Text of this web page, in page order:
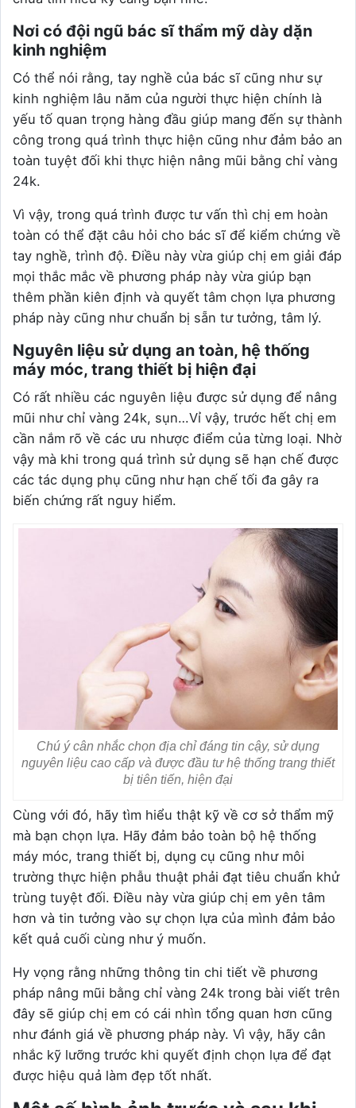
Nơi có đội ngũ bác sĩ thẩm mỹ dày dặn
kinh nghiệm
Có thể nói rằng, tay nghề của bác sĩ cũng như sự
kinh nghiệm lâu năm của người thực hiện chính là
yếu tố quan trọng hàng đầu giúp mang đến sự thành
công trong quá trình thực hiện cũng như đảm bảo an
toàn tuyệt đối khi thực hiện nâng mũi bằng chỉ vàng
24k.
Vì vậy, trong quá trình được tư vấn thì chị em hoàn
toàn có thể đặt câu hỏi cho bác sĩ để kiểm chứng về
tay nghề, trình độ. Điều này vừa giúp chị em giải đáp
mọi thắc mắc về phương pháp này vừa giúp bạn
thêm phần kiên định và quyết tâm chọn lựa phương
pháp này cũng như chuẩn bị sẵn tư tưởng, tâm lý.
Nguyên liệu sử dụng an toàn, hệ thống
máy móc, trang thiết bị hiện đại
Có rất nhiều các nguyên liệu được sử dụng để nâng
mũi như chỉ vàng 24k, sụn…Vỉ vậy, trước hết chị em
cần nắm rõ về các ưu nhược điểm của từng loại. Nhờ
vậy mà khi trong quá trình sử dụng sẽ hạn chế được
các tác dụng phụ cũng như hạn chế tối đa gây ra
biến chứng rất nguy hiểm.
Chú ý cân nhắc chọn địa chỉ đáng tin cậy, sử dụng
nguyên liệu cao cấp và được đầu tư hệ thống trang thiết
bị tiên tiến, hiện đại
Cùng với đó, hãy tìm hiểu thật kỹ về cơ sở thẩm mỹ
mà bạn chọn lựa. Hãy đảm bảo toàn bộ hệ thống
máy móc, trang thiết bị, dụng cụ cũng như môi
trường thực hiện phẫu thuật phải đạt tiêu chuẩn khử
trùng tuyệt đối. Điều này vừa giúp chị em yên tâm
hơn và tin tưởng vào sự chọn lựa của mình đảm bảo
kết quả cuối cùng như ý muốn.
Hy vọng rằng những thông tin chi tiết về phương
pháp nâng mũi bằng chỉ vàng 24k trong bài viết trên
đây sẽ giúp chị em có cái nhìn tổng quan hơn cũng
như đánh giá về phương pháp này. Vì vậy, hãy cân
nhắc kỹ lưỡng trước khi quyết định chọn lựa để đạt
được hiệu quả làm đẹp tốt nhất.